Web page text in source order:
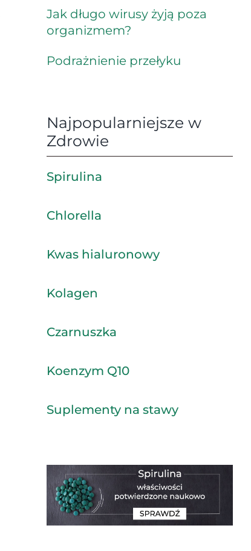
Jak długo wirusy żyją poza
organizmem?
Podrażnienie przełyku
Najpopularniejsze w
Zdrowie
Spirulina
Chlorella
Kwas hialuronowy
Kolagen
Czarnuszka
Koenzym Q10
Suplementy na stawy